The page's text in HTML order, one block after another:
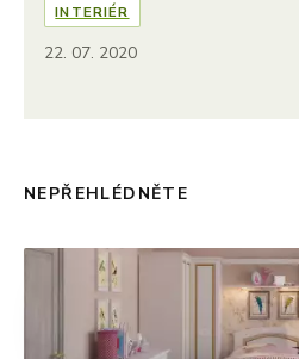
INTERIÉR
22. 07. 2020
NEPŘEHLÉDNĚTE